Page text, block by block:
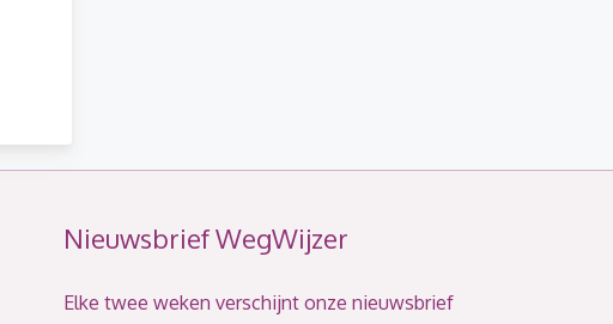
Nieuwsbrief WegWijzer
Elke twee weken verschijnt onze nieuwsbrief